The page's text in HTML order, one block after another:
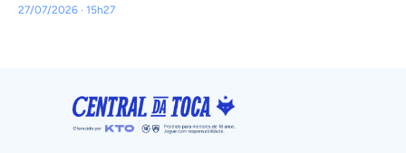
27/07/2026 · 15h27